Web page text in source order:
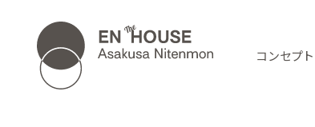
コンセプト